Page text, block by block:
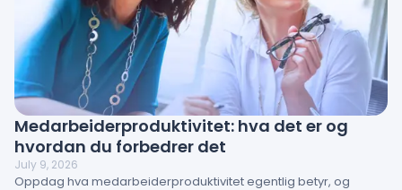
Medarbeiderproduktivitet: hva det er og
hvordan du forbedrer det
July 9, 2026
Oppdag hva medarbeiderproduktivitet egentlig betyr, og